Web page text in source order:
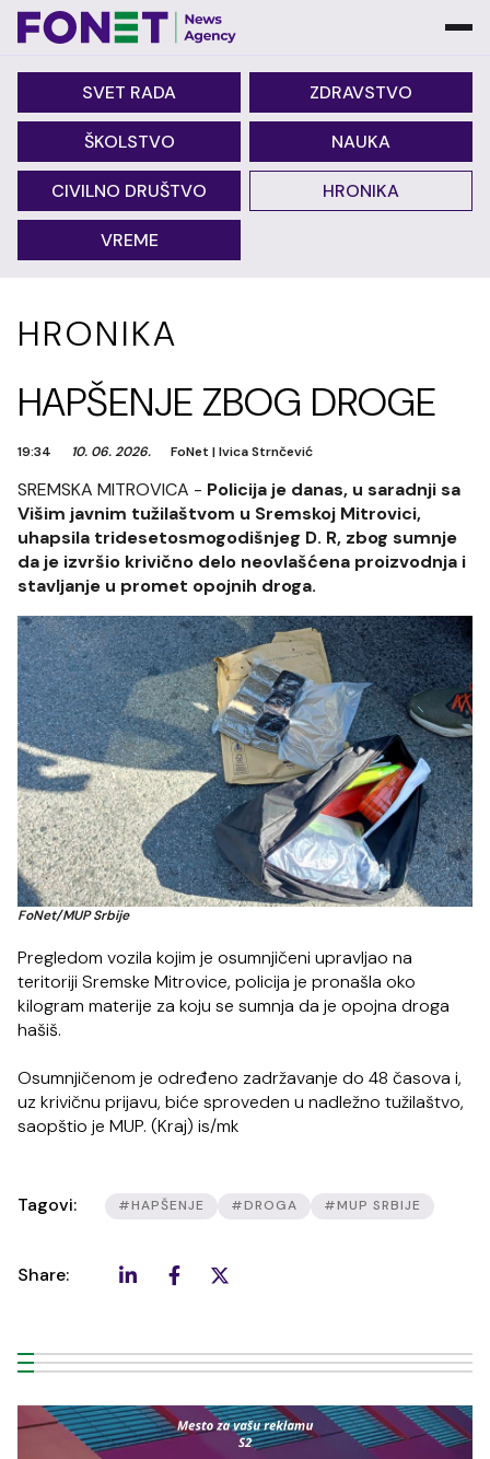
SVET RADA ZDRAVSTVO
ŠKOLSTVO NAUKA
CIVILNO DRUŠTVO HRONIKA
VREME
HRONIKA
HAPŠENJE ZBOG DROGE
19:34 10. 06. 2026. FoNet |Ivica Strnčević
SREMSKA MITROVICA - Policija je danas, u saradnji sa
Višim javnim tužilaštvom u Sremskoj Mitrovici,
uhapsila tridesetosmogodišnjeg D. R, zbog sumnje
da je izvršio krivično delo neovlašćena proizvodnja i
stavljanje u promet opojnih droga.
FoNet/MUP Srbije
Pregledom vozila kojim je osumnjičeni upravljao na
teritoriji Sremske Mitrovice, policija je pronašla oko
kilogram materije za koju se sumnja da je opojna droga
hašiš.
Osumnjičenom je određeno zadržavanje do 48 časova i,
uz krivičnu prijavu, biće sproveden u nadležno tužilaštvo,
saopštio je MUP. (Kraj) is/mk
Tagovi: #HAPŠENJE #DROGA #MUP SRBIJE
Share: